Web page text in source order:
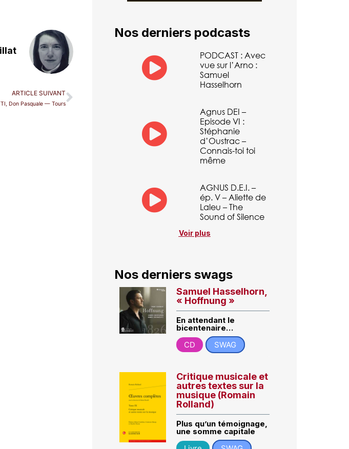
ARTICLE SUIVANT
Don Pasquale — Tours
Nos derniers podcasts
PODCAST : Avec
vue sur l’Arno :
Samuel
Hasselhorn
Agnus DEI –
Episode VI :
Stéphanie
d’Oustrac –
Connais-toi toi
même
AGNUS D.E.I. –
ép. V – Aliette de
Laleu – The
Sound of Silence
Voir plus
Nos derniers swags
Samuel Hasselhorn,
« Hoffnung »
En attendant le
bicentenaire…
CD
SWAG
Critique musicale et
autres textes sur la
musique (Romain
Rolland)
Plus qu’un témoignage,
une somme capitale